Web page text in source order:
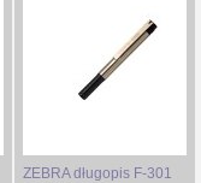
ZEBRA długopis F-301